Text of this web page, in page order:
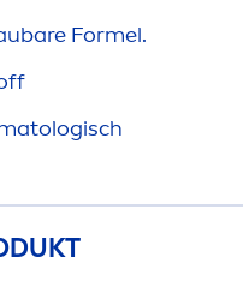
Formel.